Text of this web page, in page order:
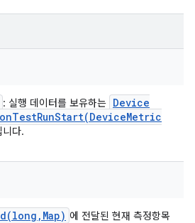
: 실행 데이터를 보유하는 Device
onTestRunStart(DeviceMetric
니다.
long , Map) 에 전달된 현재 측정항목